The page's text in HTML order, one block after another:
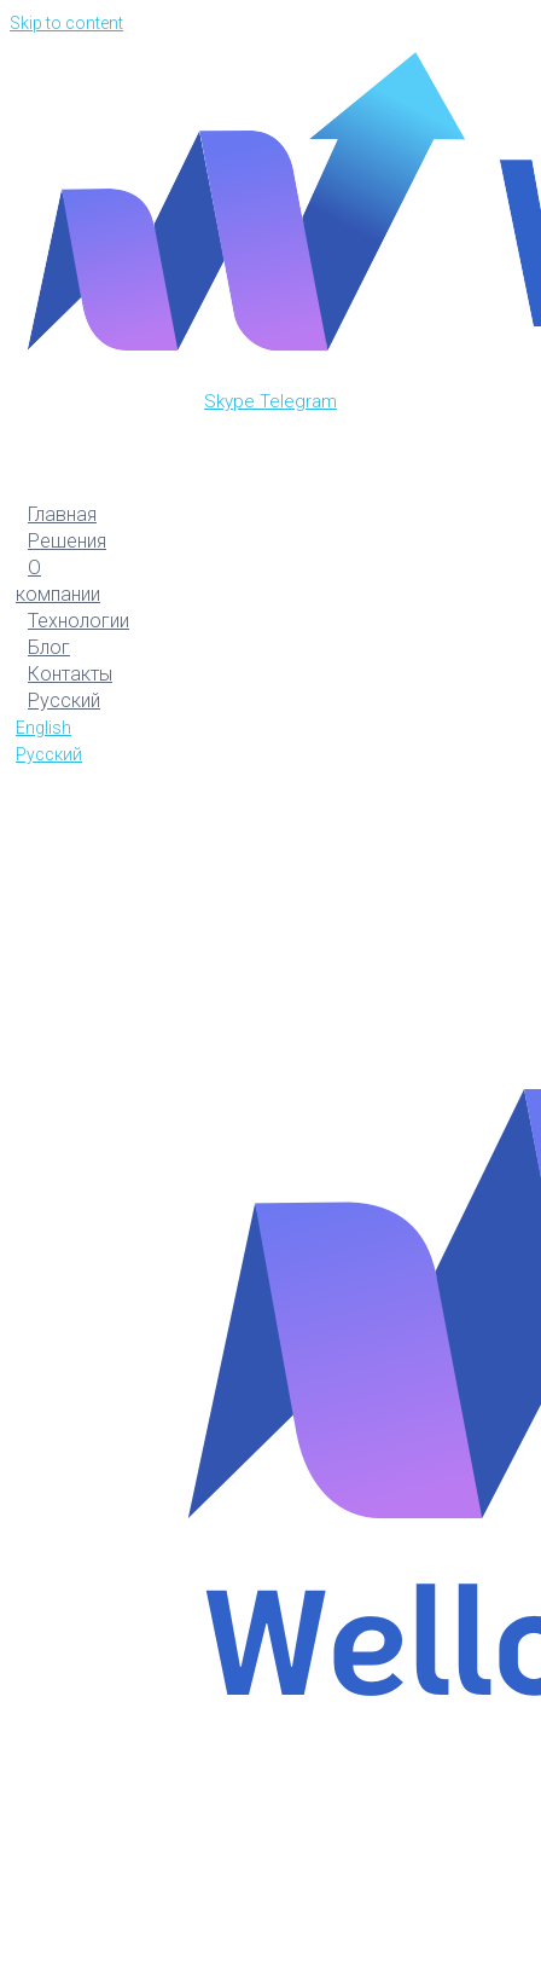
Skip to content
Skype Telegram
Главная
Решения
О
компании
Технологии
Блог
Контакты
Русский
English
Русский